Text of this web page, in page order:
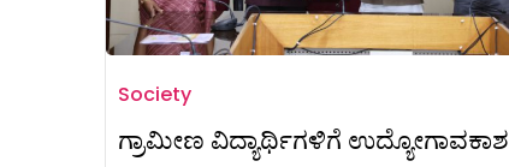
Society
ಗ್ರಾಮೀಣ ವಿದ್ಯಾರ್ಥಿಗಳಿಗೆ ಉದ್ಯೋಗಾವಕಾಶ